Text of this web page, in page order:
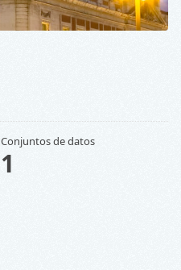
Conjuntos de datos
1